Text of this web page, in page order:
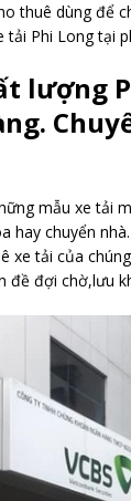
thuê dùng để
tải Phi Long tại
lượng
mẫu xe tải
hay chuyển
xe tải của
đề đợi chờ,lưu